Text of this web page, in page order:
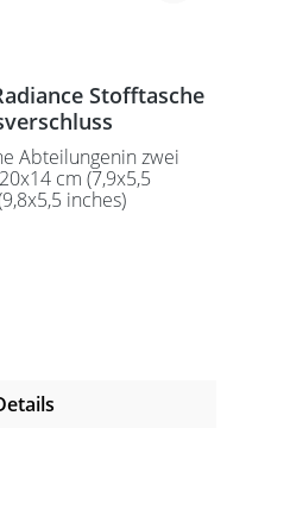
Stofftasche
Abteilungenin zwei
cm (7,9x5,5
inches)